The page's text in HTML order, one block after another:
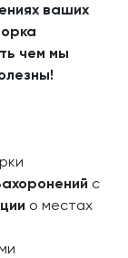
ваших
чем мы
с
о местах